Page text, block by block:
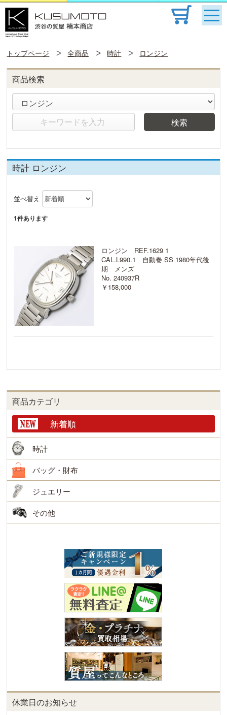
トップページ 全商品 時計 ロンジン
商品検索
検索
時計 ロンジン
並べ替え
1件あります
ロンジン REF.1629 1
CAL.L990.1 自動巻 SS 1980年代後
期 メンズ
No. 240937R
￥158,000
商品カテゴリ
新着順
時計
バッグ・財布
ジュエリー
その他
休業日のお知らせ